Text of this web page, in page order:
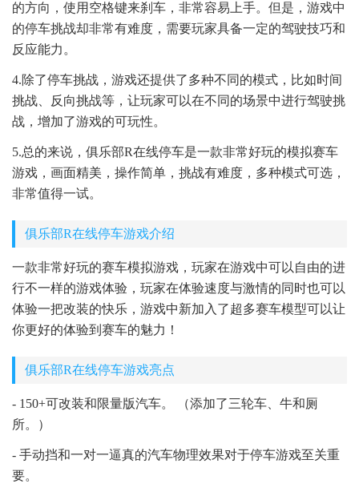
的方向，使用空格键来刹车，非常容易上手。但是，游戏中
的停车挑战却非常有难度，需要玩家具备一定的驾驶技巧和
反应能力。
4.除了停车挑战，游戏还提供了多种不同的模式，比如时间
挑战、反向挑战等，让玩家可以在不同的场景中进行驾驶挑
战，增加了游戏的可玩性。
5.总的来说，俱乐部R在线停车是一款非常好玩的模拟赛车
游戏，画面精美，操作简单，挑战有难度，多种模式可选，
非常值得一试。
俱乐部R在线停车游戏介绍
一款非常好玩的赛车模拟游戏，玩家在游戏中可以自由的进
行不一样的游戏体验，玩家在体验速度与激情的同时也可以
体验一把改装的快乐，游戏中新加入了超多赛车模型可以让
你更好的体验到赛车的魅力！
俱乐部R在线停车游戏亮点
- 150+可改装和限量版汽车。 （添加了三轮车、牛和厕
所。）
- 手动挡和一对一逼真的汽车物理效果对于停车游戏至关重
要。